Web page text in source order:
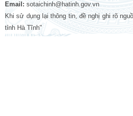
Email: sotaichinh@hatinh.gov.vn
Khi sử dụng lại thông tin, đề nghị ghi rõ
tỉnh Hà Tĩnh"